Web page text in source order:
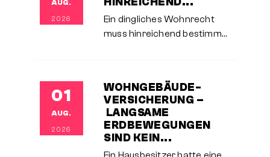
AUG.
2026
Ein dingliches Wohnrecht
muss hinreichend bestimmt
es hieran, lässt sich aus der
Vereinbarung kein
Wohnrecht herleiten.In
01
AUG.
2026
WOHNGEBÄUDE­
VERSICHERUNG –
LANGSAME
ERDBEWEGUNGEN
SIND KEIN...